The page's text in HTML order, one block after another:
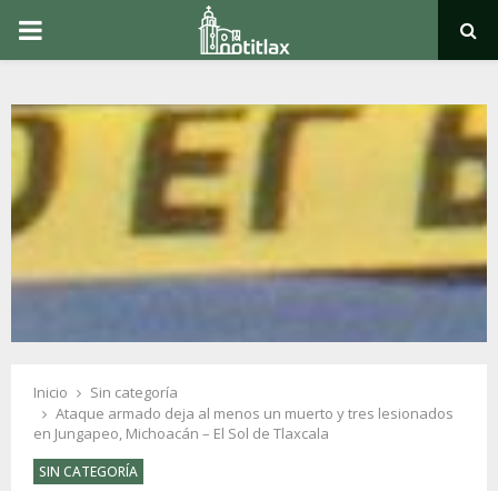
PRIMARY
Inicio
Sin categoría
Ataque armado deja al menos un muerto y tres lesionados
en Jungapeo, Michoacán – El Sol de Tlaxcala
SIN CATEGORÍA